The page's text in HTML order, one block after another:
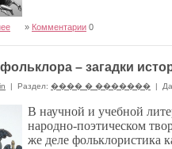
» Комментарии 0
– загадки
| Раздел: ���� � ������� |
В научной и учебной
народно-поэтическом
же деле фольклористика